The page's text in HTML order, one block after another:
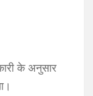
के अनुसार